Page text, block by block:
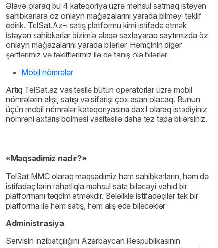
Əlavə olaraq bu 4 kateqoriya üzrə məhsul satmaq istəyən
sahibkarlara öz onlayn mağazalarını yarada bilməyi təklif
edirik. TelSat.Az-ı satış platformu kimi istifadə etmək
istəyən sahibkarlar bizimlə əlaqə saxlayaraq saytımızda öz
onlayn mağazalarını yarada bilərlər. Həmçinin digər
şərtlərimiz və təkliflərimiz ilə də tanış ola bilərlər.
Mobil nömrələr
Artıq TelSat.az vasitəsilə bütün operatorlar üzrə mobil
nömrələrin alışı, satışı və sifarişi çox asan olacaq. Bunun
üçün mobil nömrələr kateqoriyasına daxil olaraq istədiyiniz
nömrəni axtarış bölməsi vasitəsilə daha tez tapa biilərsiniz.
«Məqsədimiz nədir?»
TelSat MMC olaraq məqsədimiz həm sahibkarların, həm də
istifadəçilərin rahatlıqla məhsul sata biləcəyi vahid bir
platformanı təqdim etməkdir. Beləliklə istifadəçilər tək bir
platforma ilə həm satış, həm alış edə biləcəklər
Administrasiya
Servisin inzibatçılığını Azərbaycan Respublikasının